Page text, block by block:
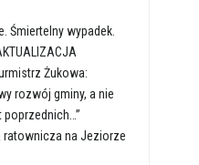
Śmiertelny wypadek.
Żukowa:
rozwój gminy, a nie
poprzednich…”
ratownicza na Jeziorze